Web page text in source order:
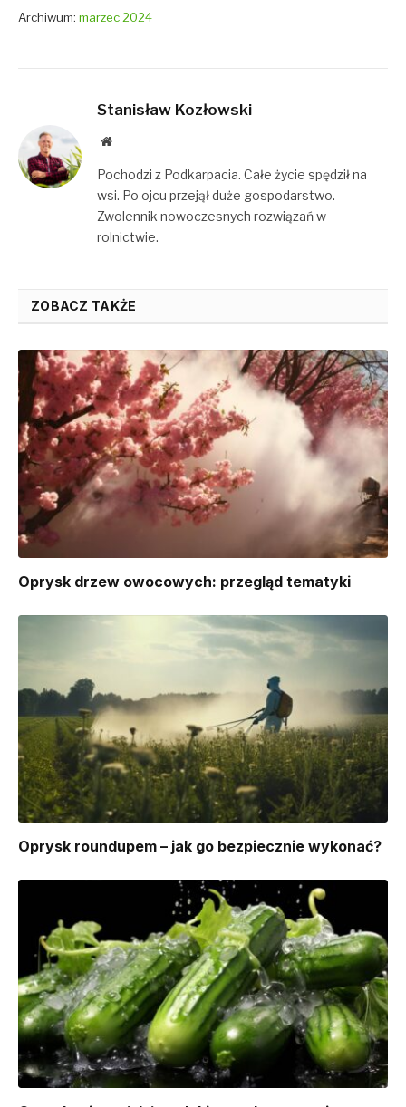
Archiwum: marzec 2024
Stanisław Kozłowski
Website
Pochodzi z Podkarpacia. Całe życie spędził na
wsi. Po ojcu przejął duże gospodarstwo.
Zwolennik nowoczesnych rozwiązań w
rolnictwie.
ZOBACZ TAKŻE
Oprysk drzew owocowych: przegląd tematyki
Oprysk roundupem – jak go bezpiecznie wykonać?